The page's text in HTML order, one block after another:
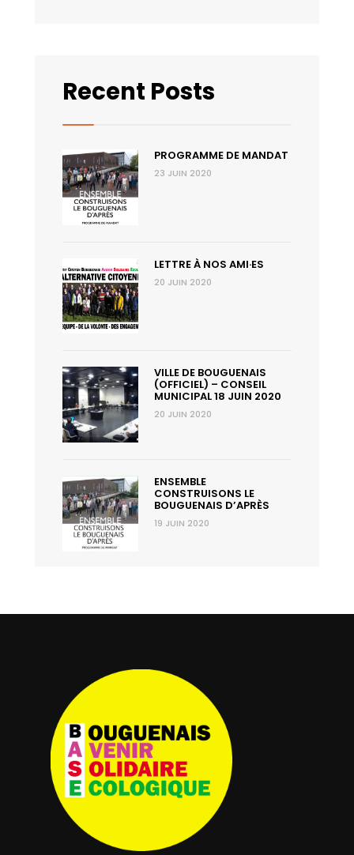
Recent Posts
PROGRAMME DE MANDAT
23 JUIN 2020
LETTRE À NOS AMI·ES
20 JUIN 2020
VILLE DE BOUGUENAIS
(OFFICIEL) – CONSEIL
MUNICIPAL 18 JUIN 2020
20 JUIN 2020
ENSEMBLE
CONSTRUISONS LE
BOUGUENAIS D’APRÈS
19 JUIN 2020